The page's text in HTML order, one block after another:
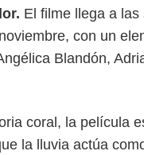
El filme llega a
con un
Blandón,
coral, la película
la lluvia actúa